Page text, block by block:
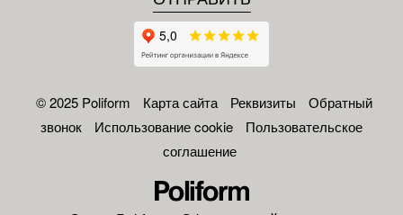
© 2025 Poliform Карта сайта Реквизиты
Обратный
звонок
Использование cookie
Пользовательское
соглашение